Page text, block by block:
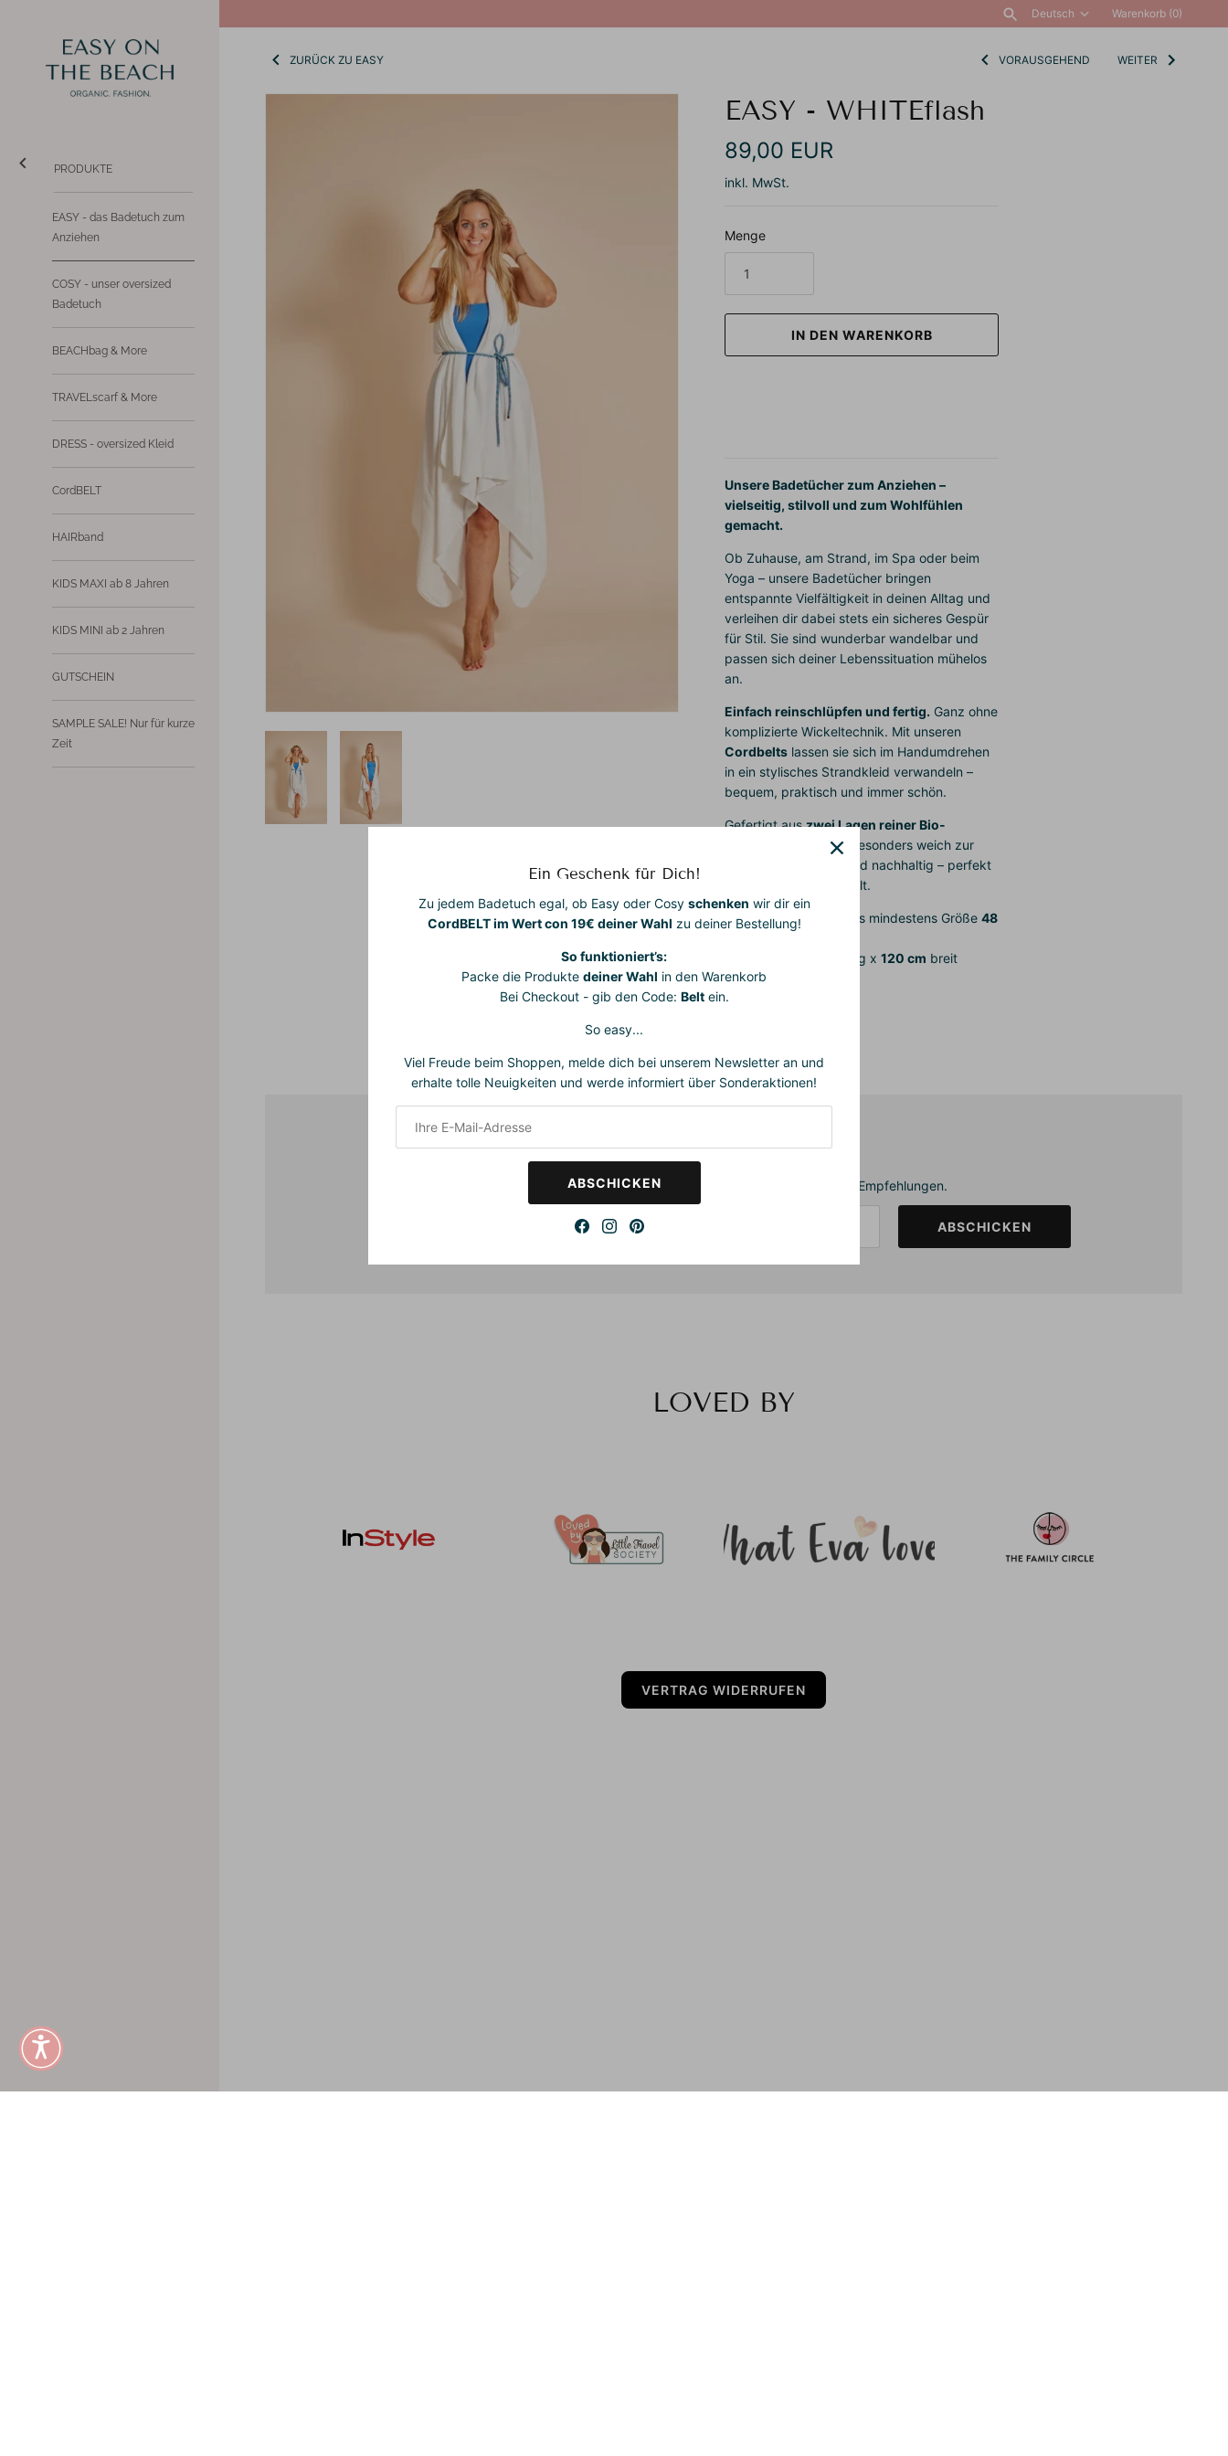
Sprache
Deutsch Warenkorb (0)
PRODUKTE
EASY - das Badetuch zum
Anziehen
COSY - unser oversized
Badetuch
BEACHbag & More
TRAVELscarf & More
DRESS - oversized Kleid
CordBELT
HAIRband
KIDS MAXI ab 8 Jahren
KIDS MINI ab 2 Jahren
GUTSCHEIN
SAMPLE SALE! Nur für kurze
Zeit
ZURÜCK ZU EASY VORAUSGEHEND WEITER
EASY - WHITEflash
89,00 EUR
inkl. MwSt.
Menge
IN DEN WARENKORB
Unsere Badetücher zum Anziehen –
vielseitig, stilvoll und zum Wohlfühlen
gemacht.
Ob Zuhause, am Strand, im Spa oder beim
Yoga – unsere Badetücher bringen
entspannte Vielfältigkeit in deinen Alltag und
verleihen dir dabei stets ein sicheres Gespür
für Stil. Sie sind wunderbar wandelbar und
passen sich deiner Lebenssituation mühelos
an.
Einfach reinschlüpfen und fertig. Ganz ohne
komplizierte Wickeltechnik. Mit unseren
Cordbelts lassen sie sich im Handumdrehen
in ein stylisches Strandkleid verwandeln –
bequem, praktisch und immer schön.
Gefertigt auszwei Lagen reiner Bio-
, sind sie besonders weich zur
Haut, atmungsaktiv und nachhaltig – perfekt
für dich und die Umwelt.
One Size– passend bis mindestens Größe48
lang x120 cm breit
BEACH Club
Werde Teil unseres BEACH Clubs und genieße exklusive Vorteile und spannende Empfehlungen.
ABSCHICKEN
LOVED BY
VERTRAG WIDERRUFEN
Ein Geschenk für Dich!
Zu jedem Badetuch egal, ob Easy oder Cosy schenken wir dir ein
CordBELT im Wert con 19€ deiner Wahl zu deiner Bestellung!
So funktioniert’s:
Packe die Produkte deiner Wahl in den Warenkorb
Bei Checkout - gib den Code: Beltein.
So easy...
Viel Freude beim Shoppen, melde dich bei unserem Newsletter an und
erhalte tolle Neuigkeiten und werde informiert über Sonderaktionen!
ABSCHICKEN